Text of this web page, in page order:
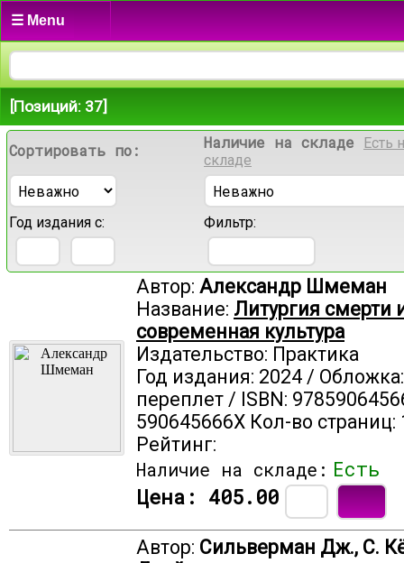
☰ Menu
[Позиций: 37]
Сортировать по: Наличие на складе
Есть
складе
Год издания с: Фильтр:
Автор: Александр Шмеман
Название: Литургия смерти
современная культура
Издательство: Практика
Год издания: 2024 /
переплет / ISBN:
590645666X Кол-во страниц:
Рейтинг:
Наличие на складе: Есть
Цена: 405.00
Автор: Сильверман Дж., С.